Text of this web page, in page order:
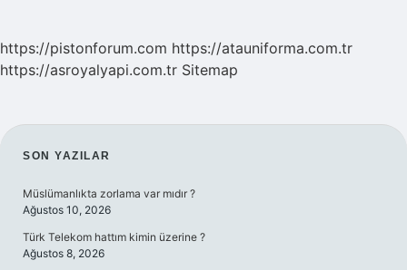
https://pistonforum.com https://atauniforma.com.tr
https://asroyalyapi.com.tr Sitemap
SIDEBAR
SON YAZILAR
Müslümanlıkta zorlama var mıdır ?
Ağustos 10, 2026
Türk Telekom hattım kimin üzerine ?
Ağustos 8, 2026